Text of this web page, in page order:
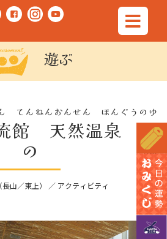
遊ぶ
館 天然温泉 本
湯
てんねんおんせん ほんぐうのゆ
山／東上） ／ アクティビティ